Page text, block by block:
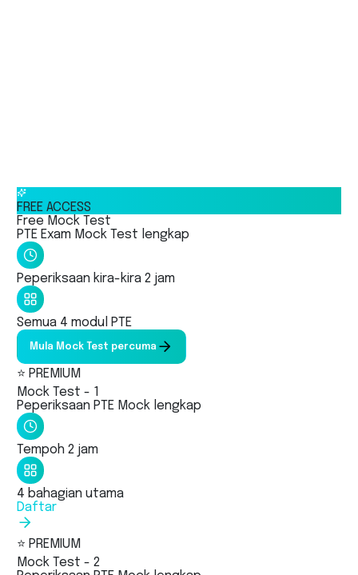
FREE ACCESS
Free Mock Test
PTE Exam Mock Test lengkap
Peperiksaan kira-kira 2 jam
Semua 4 modul PTE
Mula Mock Test percuma
⭐ PREMIUM
Mock Test - 1
Peperiksaan PTE Mock lengkap
Tempoh 2 jam
4 bahagian utama
Daftar
⭐ PREMIUM
Mock Test - 2